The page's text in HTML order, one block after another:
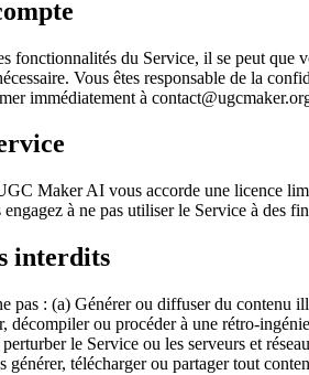
fonctionnalités du Service, il se peut que
Vous êtes responsable de la
immédiatement à
Maker AI vous accorde une licence
à ne pas utiliser le Service à des
interdits
pas : (a) Générer ou diffuser du
décompiler ou procéder à une rétro-
le Service ou les serveurs et
générer, télécharger ou partager tout